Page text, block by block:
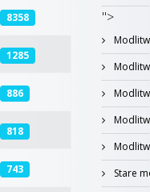
8358
1285
886
818
743
">
Stare